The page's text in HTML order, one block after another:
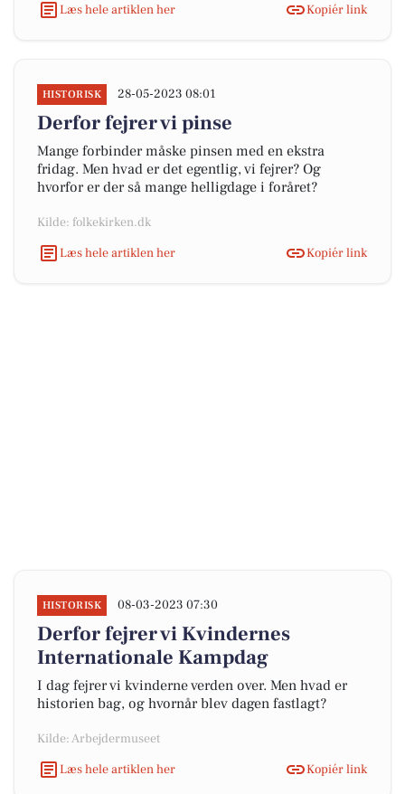
Læs hele artiklen her
Kopiér link
HISTORISK 28-05-2023 08:01
Derfor fejrer vi pinse
Mange forbinder måske pinsen med en ekstra
fridag. Men hvad er det egentlig, vi fejrer? Og
hvorfor er der så mange helligdage i foråret?
Kilde: folkekirken.dk
Læs hele artiklen her
Kopiér link
HISTORISK 08-03-2023 07:30
Derfor fejrer vi Kvindernes
Internationale Kampdag
I dag fejrer vi kvinderne verden over. Men hvad er
historien bag, og hvornår blev dagen fastlagt?
Kilde: Arbejdermuseet
Læs hele artiklen her
Kopiér link